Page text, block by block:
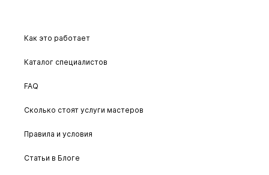
Как это работает
Каталог специалистов
FAQ
Сколько стоят услуги мастеров
Правила и условия
Статьи в Блоге